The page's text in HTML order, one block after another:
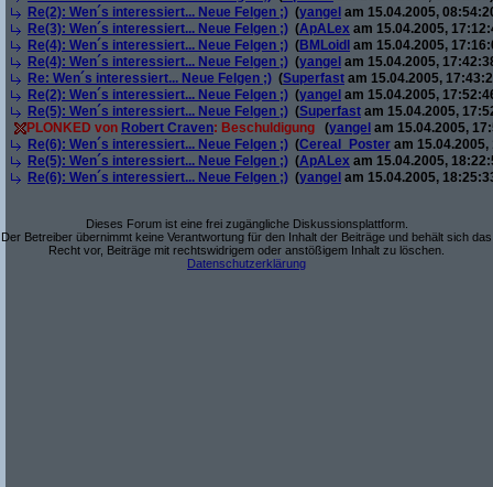
Re(2): Wen´s interessiert... Neue Felgen ;) (yangel am 15.04.2005,
Re(3): Wen´s interessiert... Neue Felgen ;) (ApALex am 15.04.2005,
Re(4): Wen´s interessiert... Neue Felgen ;) (BMLoidl am 15.04.2005,
Re(4): Wen´s interessiert... Neue Felgen ;) (yangel am 15.04.2005,
Re: Wen´s interessiert... Neue Felgen ;) (Superfast am 15.04.2005,
Re(2): Wen´s interessiert... Neue Felgen ;) (yangel am 15.04.2005,
Re(5): Wen´s interessiert... Neue Felgen ;) (Superfast am 15.04.2005,
PLONKED von Robert Craven: Beschuldigung (yangel am 15.04.2005,
Re(6): Wen´s interessiert... Neue Felgen ;) (Cereal_Poster am 15.04.2005,
Re(5): Wen´s interessiert... Neue Felgen ;) (ApALex am 15.04.2005,
Re(6): Wen´s interessiert... Neue Felgen ;) (yangel am 15.04.2005,
Dieses Forum ist eine frei zugängliche Diskussionsplattform.
Der Betreiber übernimmt keine Verantwortung für den Inhalt der Beiträge und behält sich das
Recht vor, Beiträge mit rechtswidrigem oder anstößigem Inhalt zu löschen.
Datenschutzerklärung